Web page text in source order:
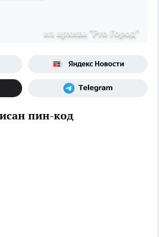
из архива "Pro Город"
пин-код